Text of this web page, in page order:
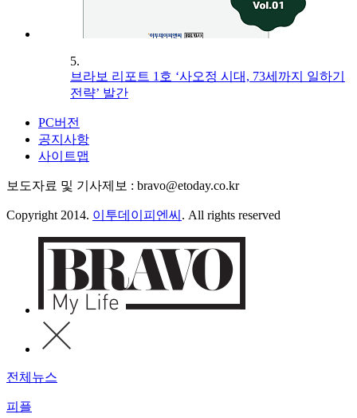
5.
브라보 리포트 1호 ‘사오정 시대, 73세까지 일하기
전략’ 발간
PC버전
공지사항
사이트맵
보도자료 및 기사제보 : bravo@etoday.co.kr
Copyright 2014. 이투데이피엔씨 . All rights reserved
전체뉴스
피플